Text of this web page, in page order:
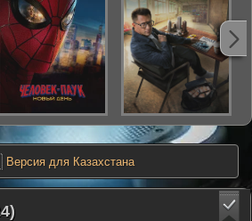
Версия для Казахстана